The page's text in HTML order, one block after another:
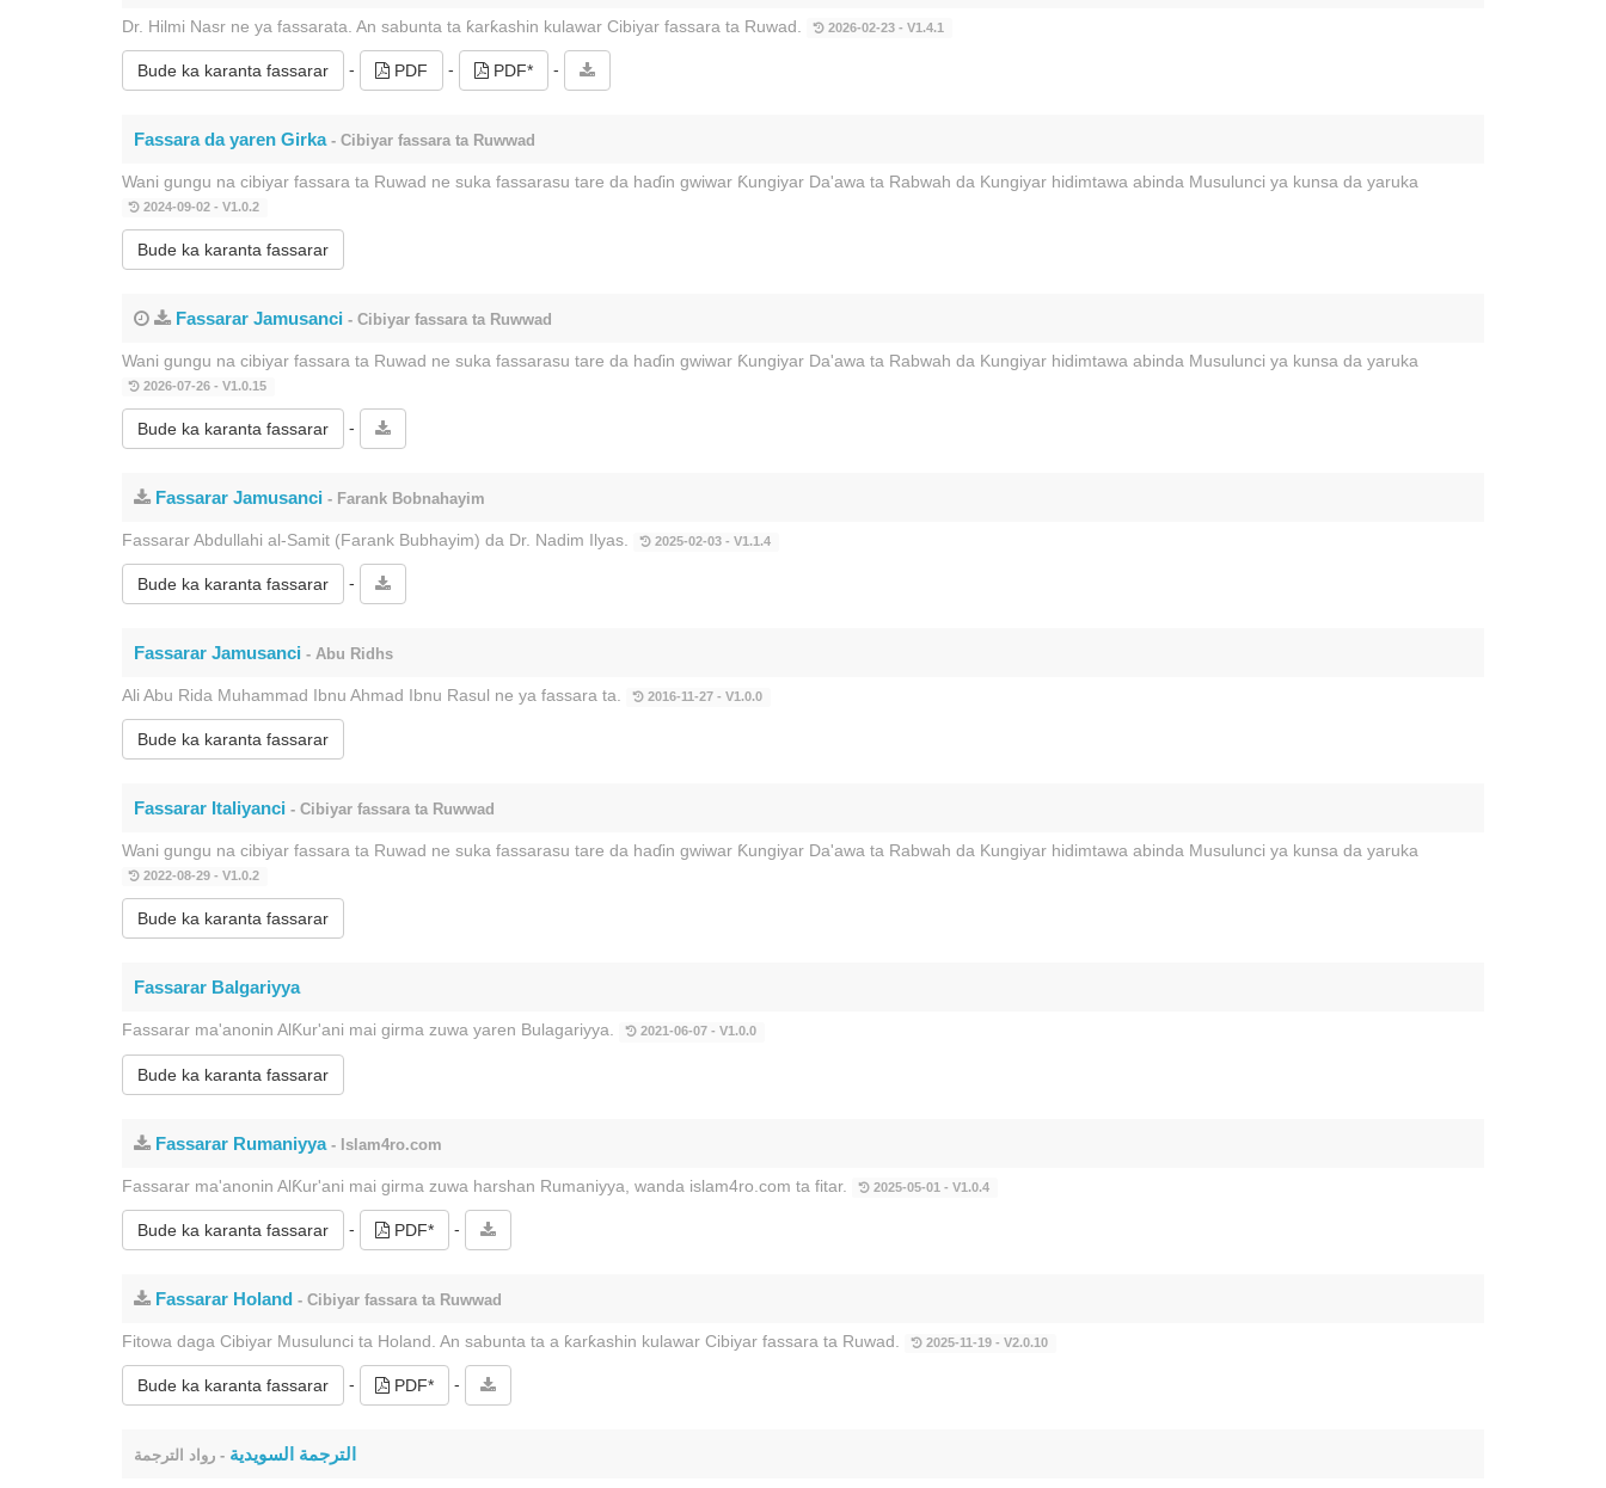
Dr. Hilmi Nasr ne ya fassarata. An sabunta ta ƙarƙashin kulawar Cibiyar fassara ta Ruwad. 2026-02-23 - V1.4.1
Bude ka karanta fassarar - PDF - PDF* -
Fassara da yaren Girka- Cibiyar fassara ta Ruwwad
Wani gungu na cibiyar fassara ta Ruwad ne suka fassarasu tare da haɗin gwiwar Ƙungiyar Da'awa ta Rabwah da Kungiyar hidimtawa abinda Musulunci ya kunsa da yaruka
2024-09-02 - V1.0.2
Bude ka karanta fassarar
Fassarar Jamusanci - Cibiyar fassara ta Ruwwad
Wani gungu na cibiyar fassara ta Ruwad ne suka fassarasu tare da haɗin gwiwar Ƙungiyar Da'awa ta Rabwah da Kungiyar hidimtawa abinda Musulunci ya kunsa da yaruka
2026-07-26 - V1.0.15
Bude ka karanta fassarar -
Fassarar Jamusanci - Farank Bobnahayim
Fassarar Abdullahi al-Samit (Farank Bubhayim) da Dr. Nadim Ilyas. 2025-02-03 - V1.1.4
Bude ka karanta fassarar -
Fassarar Jamusanci - Abu Ridhs
Ali Abu Rida Muhammad Ibnu Ahmad Ibnu Rasul ne ya fassara ta. 2016-11-27 - V1.0.0
Bude ka karanta fassarar
Fassarar Italiyanci - Cibiyar fassara ta Ruwwad
Wani gungu na cibiyar fassara ta Ruwad ne suka fassarasu tare da haɗin gwiwar Ƙungiyar Da'awa ta Rabwah da Kungiyar hidimtawa abinda Musulunci ya kunsa da yaruka
2022-08-29 - V1.0.2
Bude ka karanta fassarar
Fassarar Balgariyya
Fassarar ma'anonin AlƘur'ani mai girma zuwa yaren Bulagariyya. 2021-06-07 - V1.0.0
Bude ka karanta fassarar
Fassarar Rumaniyya- Islam4ro.com
Fassarar ma'anonin AlƘur'ani mai girma zuwa harshan Rumaniyya, wanda islam4ro.com ta fitar. 2025-05-01 - V1.0.4
Bude ka karanta fassarar - PDF* -
Fassarar Holand - Cibiyar fassara ta Ruwwad
Fitowa daga Cibiyar Musulunci ta Holand. An sabunta ta a ƙarƙashin kulawar Cibiyar fassara ta Ruwad. 2025-11-19 - V2.0.10
Bude ka karanta fassarar - PDF* -
الترجمة السويدية - رواد الترجمة